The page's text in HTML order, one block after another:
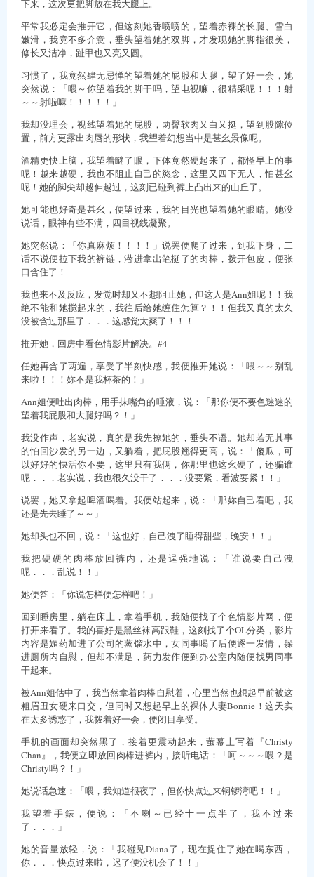
下来，这次更把脚放在我大腿上。
平常我必定会推开它，但这刻她香喷喷的，望着赤裸的长腿、雪白
嫩滑，我竟不多介意，垂头望着她的双脚，才发现她的脚指很美，
修长又洁净，趾甲也又亮又圆。
习惯了，我竟然肆无忌惮的望着她的屁股和大腿，望了好一会，她
突然说：「喂～你望着我的脚干吗，望电视嘛，很精采呢！！！射
～～射啦嘛！！！！！」
我却没理会，视线望着她的屁股，两臀软肉又白又挺，望到股隙位
置，前方更露出肉唇的形状，我望着幻想当中是甚幺景像呢。
酒精更快上脑，我望着瞇了眼，下体竟然硬起来了，都怪早上的事
呢！越来越硬，我也不阻止自己的慾念，这里又四下无人，怕甚幺
呢！她的脚尖却越伸越过，这刻已碰到裤上凸出来的山丘了。
她可能也好奇是甚幺，便望过来，我的目光也望着她的眼睛。她没
说话，眼神有些不满，四目视线凝聚。
她突然说：「你真麻烦！！！！」说罢便爬了过来，到我下身，二
话不说便拉下我的裤链，潜进拿出笔挺了的肉棒，拨开包皮，便张
口含住了！
我也来不及反应，发觉时却又不想阻止她，但这人是Ann姐呢！！我
绝不能和她搅起来的，我往后给她缠住怎算？！！但我又真的太久
没被含过那里了．．．这感觉太爽了！！！
推开她，回房中看色情影片解决。#4
任她再含了两遍，享受了半刻快感，我便推开她说：「喂～～别乱
来啦！！！妳不是我杯茶的！」
Ann姐便吐出肉棒，用手抹嘴角的唾液，说：「那你便不要色迷迷的
望着我屁股和大腿好吗？！」
我没作声，老实说，真的是我先撩她的，垂头不语。她却若无其事
的怕回沙发的另一边，又躺着，把屁股翘得更高，说：「傻瓜，可
以好好的快活你不要，这里只有我俩，你那里也这幺硬了，还骗谁
呢．．．老实说，我也很久没干了．．．没要紧，看波要紧！！」
说罢，她又拿起啤酒喝着。我便站起来，说：「那妳自己看吧，我
还是先去睡了～～」
她却头也不回，说：「这也好，自己洩了睡得甜些，晚安！！」
我把硬硬的肉棒放回裤内，还是逞强地说：「谁说要自己洩
呢．．．乱说！！」
她便答：「你说怎样便怎样吧！」
回到睡房里，躺在床上，拿着手机，我随便找了个色情影片网，便
打开来看了。我的喜好是黑丝袜高跟鞋，这刻找了个OL分类，影片
内容是媚药加进了公司的蒸馏水中，女同事喝了后便逐一发情，躲
进厕所内自慰，但却不满足，药力发作便到办公室内随便找男同事
干起来。
被Ann姐估中了，我当然拿着肉棒自慰着，心里当然也想起早前被这
粗眉丑女硬来口交，但同时又想起早上的裸体人妻Bonnie！这天实
在太多诱惑了，我拨着好一会，便闭目享受。
手机的画面却突然黑了，接着更震动起来，萤幕上写着『Christy
Chan』，我便立即放回肉棒进裤内，接听电话：「呵～～～喂？是
Christy吗？！」
她说话急速：「喂，我知道很夜了，但你快点过来铜锣湾吧！！」
我望着手錶，便说：「不喇～已经十一点半了，我不过来
了．．．」
她的音量放轻，说：「我碰见Diana了，现在捉住了她在喝东西，
你．．．快点过来啦，迟了便没机会了！！」